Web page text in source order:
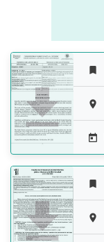






